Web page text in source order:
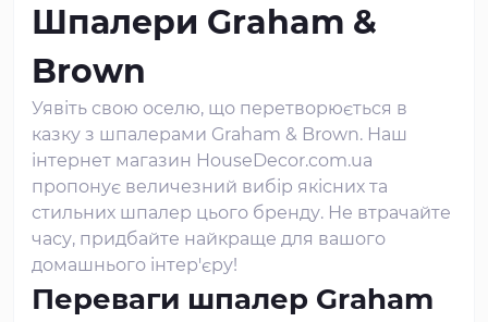
Шпалери Graham &
Brown
Уявіть свою оселю, що перетворюється в
казку з шпалерами Graham & Brown. Наш
інтернет магазин HouseDecor.com.ua
пропонує величезний вибір якісних та
стильних шпалер цього бренду. Не втрачайте
часу, придбайте найкраще для вашого
домашнього інтер'єру!
Переваги шпалер Graham